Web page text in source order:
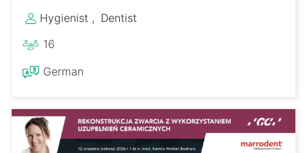
Hygienist
Dentist
16
German